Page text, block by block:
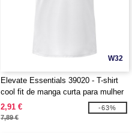
W32
Elevate Essentials 39020 - T-shirt
cool fit de manga curta para mulher
"Kratos"
2,91 €
7,89 €
-63%